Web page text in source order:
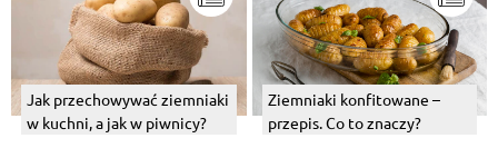
Jak przechowywać ziemniaki
w kuchni, a jak w piwnicy?
Ziemniaki konfitowane –
przepis. Co to znaczy?